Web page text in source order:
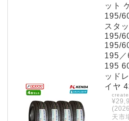
ット
195/
スタ
195/
195/
195
195
ッド
イヤ 4
天市